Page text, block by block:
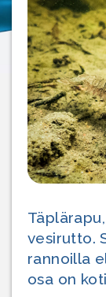
vesirutto.
rannoilla
osa on